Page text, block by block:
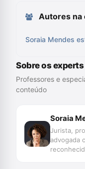
Autores na
Soraia Mendes
Sobre os experts
Professores e
conteúdo
Soraia
Jurista,
advogada